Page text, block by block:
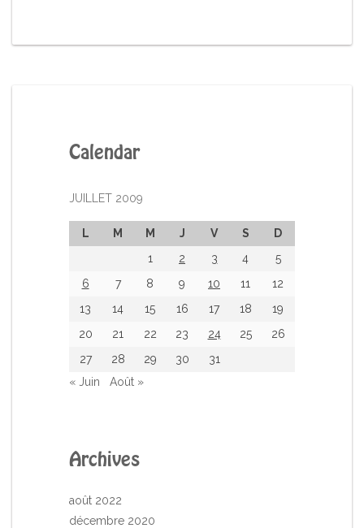
Calendar
JUILLET 2009
L M M J V S
D
1
2 3 4
5
6
7 8 9 10 11
12
13
14 15 16 17 18
19
20
21 22 23 24 25
26
27
28 29 30
31
« Juin
Août »
Archives
août 2022
décembre 2020